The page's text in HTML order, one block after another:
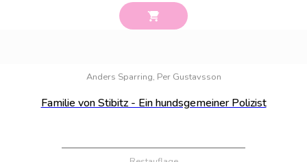
Anders Sparring, Per Gustavsson
Familie von Stibitz - Ein hundsgemeiner Polizist